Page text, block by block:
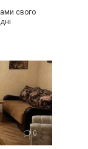
свого
0